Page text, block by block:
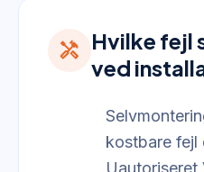
handyman Hvilke fejl
ved
kostbare fejl
Uautoriseret